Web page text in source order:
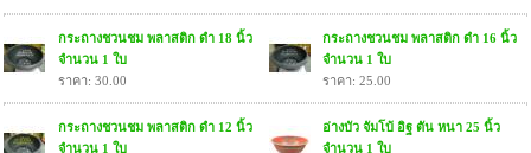
กระถางชวนชม พลาสติก ดำ 18 นิ้ว
จำนวน 1 ใบ
ราคา: 30.00
กระถางชวนชม พลาสติก ดำ 16 นิ้ว
จำนวน 1 ใบ
ราคา: 25.00
กระถางชวนชม พลาสติก ดำ 12 นิ้ว
จำนวน 1 ใบ
อ่างบัว จัมโบ้ อิฐ ตัน หนา 25 นิ้ว
จำนวน 1 ใบ